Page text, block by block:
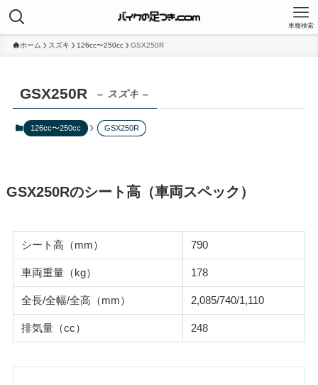
車種検索
ホーム スズキ 126cc〜250cc GSX250R
GSX250R – スズキ –
126cc〜250cc GSX250R
GSX250Rのシート高（車両スペック）
シート高（mm） 790
車両重量（kg） 178
全長/全幅/全高（mm） 2,085/740/1,110
排気量（cc） 248